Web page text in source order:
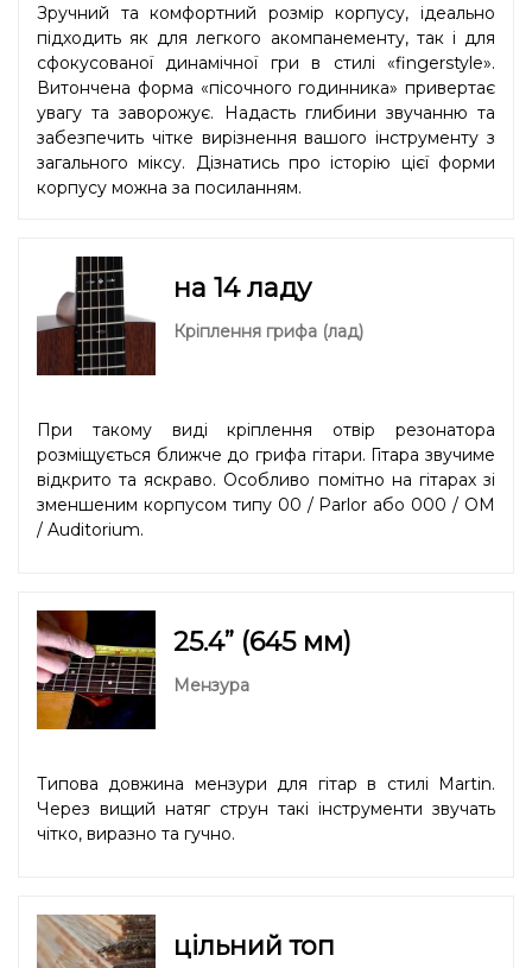
Зручний та комфортний розмір корпусу, ідеально
підходить як для легкого акомпанементу, так і для
сфокусованої динамічної гри в стилі «fingerstyle».
Витончена форма «пісочного годинника» привертає
увагу та заворожує. Надасть глибини звучанню та
забезпечить чітке вирізнення вашого інструменту з
загального міксу. Дізнатись про історію цієї форми
корпусу можна за посиланням.
на 14 ладу
Кріплення грифа (лад)
При такому виді кріплення отвір резонатора
розміщується ближче до грифа гітари. Гітара звучиме
відкрито та яскраво. Особливо помітно на гітарах зі
зменшеним корпусом типу 00 / Parlor або 000 / OM
/ Auditorium.
25.4” (645 мм)
Мензура
Типова довжина мензури для гітар в стилі Martin.
Через вищий натяг струн такі інструменти звучать
чітко, виразно та гучно.
цільний топ